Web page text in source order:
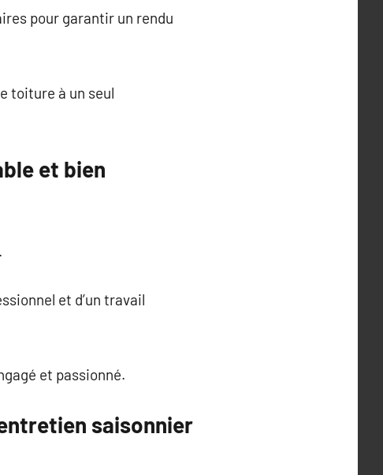
pour garantir un rendu
toiture à un seul
et bien
et d’un travail
et passionné.
saisonnier